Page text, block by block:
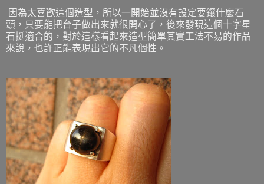
因為太喜歡這個造型，所以一開始並沒有設定要鑲什麼石
頭，只要能把台子做出來就很開心了，後來發現這個十字星
石挺適合的，對於這樣看起來造型簡單其實工法不易的作品
來說，也許正能表現出它的不凡個性。